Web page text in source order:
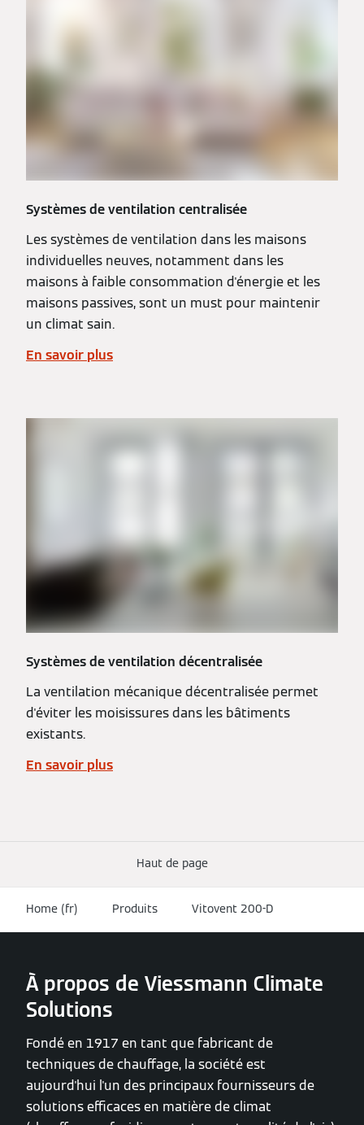
Systèmes de ventilation centralisée
Les systèmes de ventilation dans les maisons
individuelles neuves, notamment dans les
maisons à faible consommation d'énergie et les
maisons passives, sont un must pour maintenir
un climat sain.
En savoir plus
Systèmes de ventilation décentralisée
La ventilation mécanique décentralisée permet
d'éviter les moisissures dans les bâtiments
existants.
En savoir plus
Haut de page
Home (fr) Produits Vitovent 200-D
À propos de Viessmann Climate
Solutions
Fondé en 1917 en tant que fabricant de
techniques de chauffage, la société est
aujourd'hui l'un des principaux fournisseurs de
solutions efficaces en matière de climat